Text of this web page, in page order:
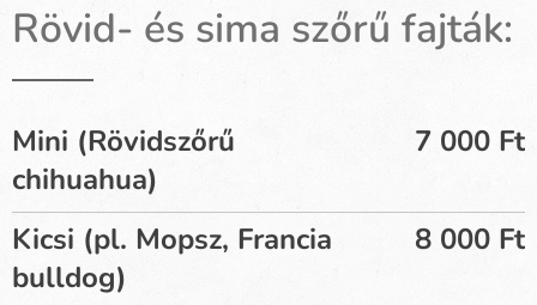
Rövid- és sima szőrű fajták:
Mini (Rövidszőrű
chihuahua)
7 000 Ft
Kicsi (pl. Mopsz, Francia
bulldog)
8 000 Ft